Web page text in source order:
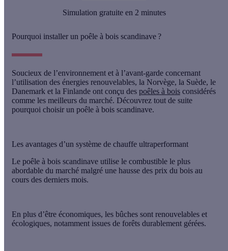
Simulation gratuite en 2 minutes
Pourquoi installer un poêle à bois scandinave ?
Soucieux de l’environnement et à l’avant-garde concernant
l’utilisation des énergies renouvelables, la Norvège, la Suède, le
Danemark et la Finlande ont conçu des poêles à bois considérés
comme les meilleurs du marché. Découvrez tout de suite
pourquoi choisir un poêle à bois scandinave.
Les avantages d’un système de chauffe ultraperformant
Le poêle à bois scandinave utilise le combustible le plus
abordable du marché malgré une hausse des prix du bois au
cours des derniers mois.
En plus d’être économiques, les bûches sont renouvelables et
écologiques, notamment issues de forêts durablement gérées.